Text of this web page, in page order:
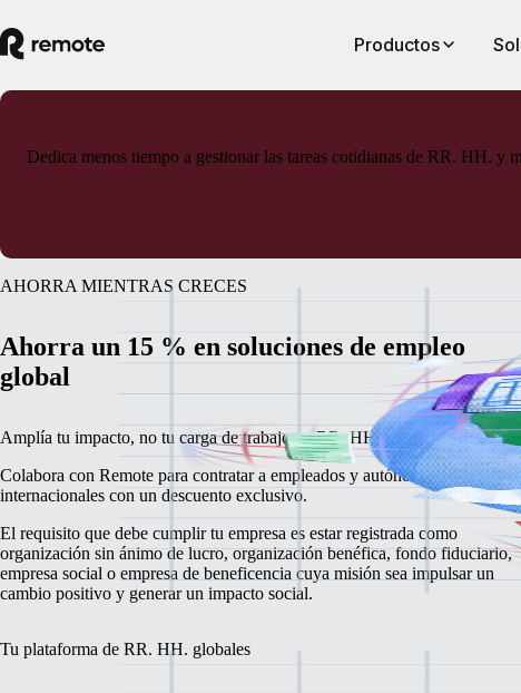
Productos
Dedica menos tiempo a gestionar las tareas cotidianas de RR. HH. y
AHORRA MIENTRAS CRECES
Ahorra un 15 % en soluciones de empleo
global
Amplía tu impacto, no tu carga de trabajo en RR. HH. y cuestiones
Colabora con Remote para contratar a empleados y autónomos
internacionales con un descuento exclusivo.
El requisito que debe cumplir tu empresa es estar registrada como
organización sin ánimo de lucro, organización benéfica, fondo fiduciario,
empresa social o empresa de beneficencia cuya misión sea impulsar un
cambio positivo y generar un impacto social.
Tu plataforma de RR. HH. globales